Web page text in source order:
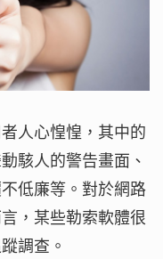
人心惶惶，其中的
駭人的警告畫面、
低廉等。對於網路
，某些勒索軟體很
調查。